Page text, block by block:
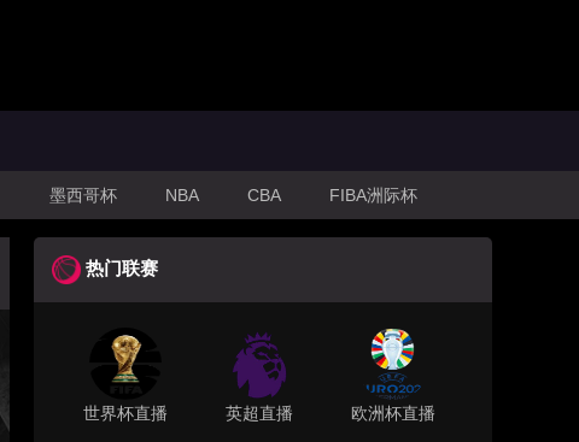
墨西哥杯 NBA CBA FIBA洲际杯
热门联赛
世界杯直播 英超直播 欧洲杯直播